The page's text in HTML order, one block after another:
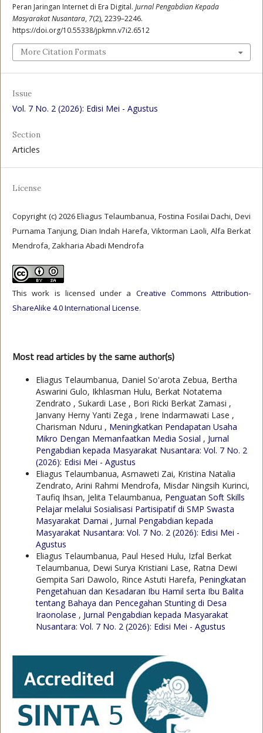
Peran Jaringan Internet di Era Digital. Jurnal Pengabdian Kepada
Masyarakat Nusantara, 7(2), 2239–2246.
https://doi.org/10.55338/jpkmn.v7i2.6512
More Citation Formats
Issue
Vol. 7 No. 2 (2026): Edisi Mei - Agustus
Section
Articles
License
Copyright (c) 2026 Eliagus Telaumbanua, Fostina Fosilai Dachi, Devi
Purnama Tanjung, Dian Indah Harefa, Viktorman Laoli, Alfa Berkat
Mendrofa, Zakharia Abadi Mendrofa
This work is licensed under a Creative Commons Attribution-
ShareAlike 4.0 International License.
Most read articles by the same author(s)
Eliagus Telaumbanua, Daniel So'arota Zebua, Bertha
Aswarini Gulo, Ikhlasman Hulu, Berkat Notatema
Zendrato , Sukardi Lase , Bori Ricki Berkat Zamasi ,
Janvany Herny Yanti Zega , Irene Indarmawati Lase ,
Charisman Nduru , Meningkatkan Pendapatan Usaha
Mikro Dengan Memanfaatkan Media Sosial , Jurnal
Pengabdian kepada Masyarakat Nusantara: Vol. 7 No. 2
(2026): Edisi Mei - Agustus
Eliagus Telaumbanua, Asmaweti Zai, Kristina Natalia
Zendrato, Arini Rahmi Mendrofa, Misdar Ningsih Kurinci,
Taufiq Ihsan, Jelita Telaumbanua, Penguatan Soft Skills
Pelajar melalui Sosialisasi Partisipatif di SMP Swasta
Masyarakat Damai , Jurnal Pengabdian kepada
Masyarakat Nusantara: Vol. 7 No. 2 (2026): Edisi Mei -
Agustus
Eliagus Telaumbanua, Paul Hesed Hulu, Izfal Berkat
Telaumbanua, Dewi Surya Kristiani Lase, Ratna Dewi
Gempita Sari Dawolo, Rince Astuti Harefa, Peningkatan
Pengetahuan dan Kesadaran Ibu Hamil serta Ibu Balita
tentang Bahaya dan Pencegahan Stunting di Desa
Iraonolase , Jurnal Pengabdian kepada Masyarakat
Nusantara: Vol. 7 No. 2 (2026): Edisi Mei - Agustus